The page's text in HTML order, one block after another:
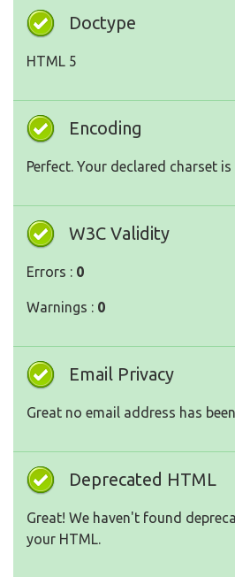
Doctype
HTML 5
Encoding
Perfect. Your declared charset is
W3C Validity
Errors : 0
Warnings : 0
Email Privacy
Great no email address has
Deprecated HTML
Great! We haven't found
your HTML.